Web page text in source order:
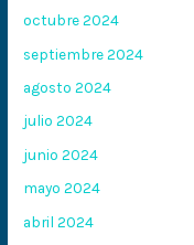
octubre 2024
septiembre 2024
agosto 2024
julio 2024
junio 2024
mayo 2024
abril 2024